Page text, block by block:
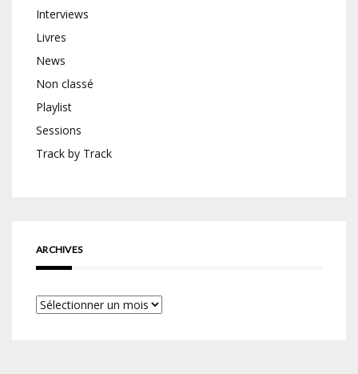
Interviews
Livres
News
Non classé
Playlist
Sessions
Track by Track
ARCHIVES
Archives